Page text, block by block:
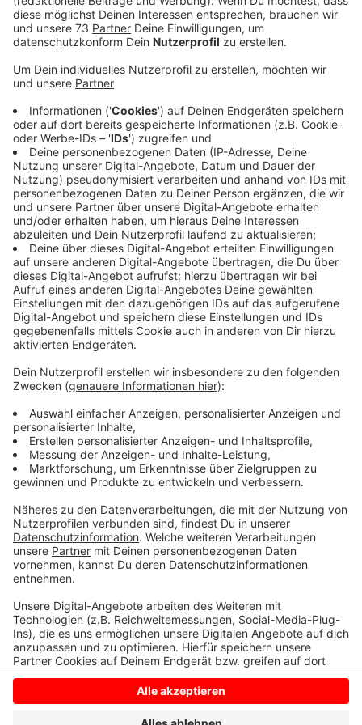
den Forderungen der Staatsanwaltschaft an.
Veröffentlicht:Freitag, 05.12.2025 16:11
Anzeige
Zwei Frauen zu Boden gestoßen
Anzeige
Das Gericht sah es als erwiesen an, dass der
Angeklagte aus Litauen im Spätsommer des
vergangenen Jahres versucht hat, zwei Frauen in
Legden zu überfallen und zu vergewaltigen, sagte uns
ein Gerichtssprecher. Bei der ersten Tat wurde der 34-
jährige Litauer von zwei Zeugen gestört. Nur wenige
Tage danach, hat der Angeklagte in Legden eine
weitere Frau überfallen. Er hat jeweils die Frauen von
hinten umklammert und sie zu Boden gestoßen. Eine
die Handtasche zu rauben und flüchtete anschließend.
Laut Gericht geht von ihm eine Gefahr für die
Allgemeinheit aus. Deswegen kommt er nach seiner
Haftstrafe nicht frei.
Anzeige
Anzeige